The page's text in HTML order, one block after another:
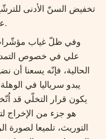
عمر السيد الماطري سنة 2014).
وفي ظلّ غياب
علي في خصوص
الحالية، فإنّه يسعنا أن
يبدو سرياليا في
يكون قرار التخلّي قد
هو جزء من الإخراج
التوريث، تلميعا